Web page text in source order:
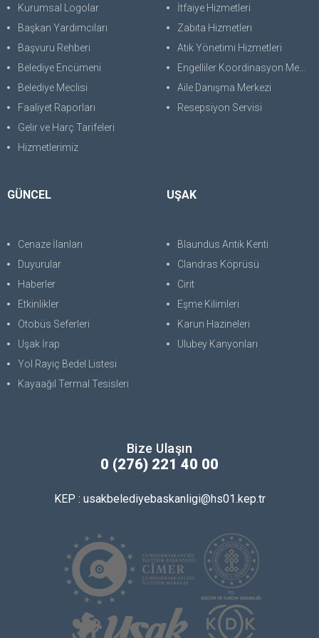
Kurumsal Logolar
Başkan Yardımcıları
Başvuru Rehberi
Belediye Encümeni
Belediye Meclisi
Faaliyet Raporları
Gelir ve Harç Tarifeleri
Hizmetlerimiz
İtfaiye Hizmetleri
Zabıta Hizmetleri
Atık Yönetimi Hizmetleri
Engelliler Koordinasyon Merkezi
Aile Danışma Merkezi
Resepsiyon Servisi
GÜNCEL
Cenaze İlanları
Duyurular
Haberler
Etkinlikler
Otobüs Seferleri
Uşak İrap
Yol Rayiç Bedel Listesi
Kayaağıl Termal Tesisleri
UŞAK
Blaundus Antik Kenti
Clandras Köprüsü
Cirit
Eşme Kilimleri
Karun Hazineleri
Ulubey Kanyonları
Bize Ulaşın
0 (276) 221 40 00
KEP : usakbelediyebaskanligi@hs01.kep.tr